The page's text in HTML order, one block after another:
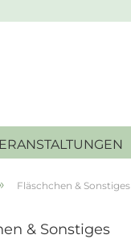
Fläschchen & Sonstiges
& Sonstiges